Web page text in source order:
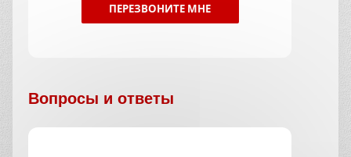
ПЕРЕЗВОНИТЕ МНЕ
Вопросы и ответы